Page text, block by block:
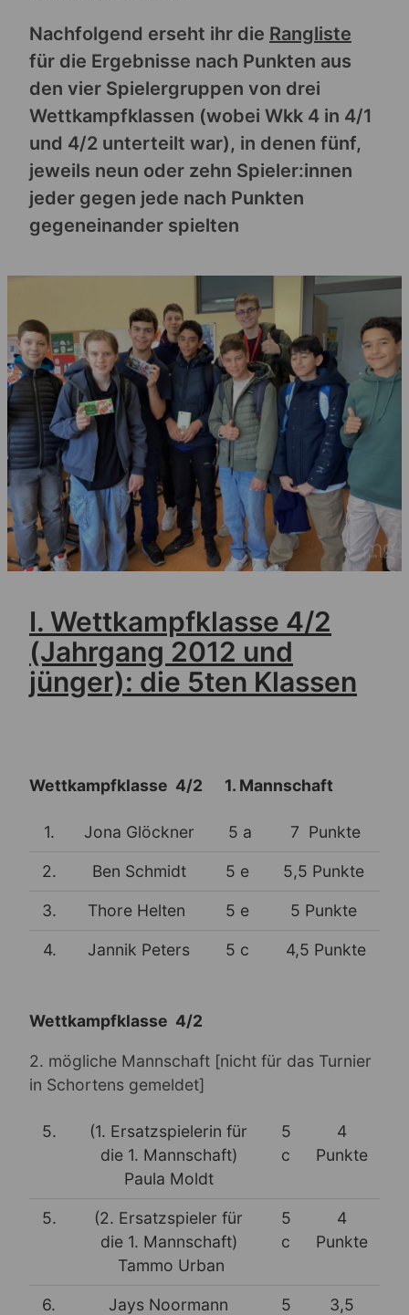
Nachfolgend erseht ihr die Rangliste
für die Ergebnisse nach Punkten aus
den vier Spielergruppen von drei
Wettkampfklassen (wobei Wkk 4 in 4/1
und 4/2 unterteilt war), in denen fünf,
jeweils neun oder zehn Spieler:innen
jeder gegen jede nach Punkten
gegeneinander spielten
I. Wettkampfklasse 4/2
(Jahrgang 2012 und
jünger): die 5ten Klassen
Wettkampfklasse 4/2 1. Mannschaft
1. Jona Glöckner 5 a 7 Punkte
2. Ben Schmidt 5 e 5,5 Punkte
3. Thore Helten 5 e 5 Punkte
4. Jannik Peters 5 c 4,5 Punkte
Wettkampfklasse 4/2
2. mögliche Mannschaft [nicht für das Turnier
in Schortens gemeldet]
5.
(1. Ersatzspielerin für
die 1. Mannschaft)
Paula Moldt
5
c
4
Punkte
5.
(2. Ersatzspieler für
die 1. Mannschaft)
Tammo Urban
5
c
4
Punkte
6. Jays Noormann 5 3,5